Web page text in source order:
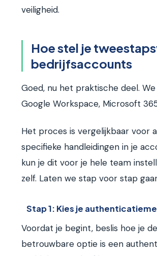
veiligheid.
Hoe stel je
bedrijfsaccounts
Goed, nu het praktische deel.
Google Workspace, Microsoft
Het proces is vergelijkbaar voor
specifieke handleidingen in je
kun je dit voor je hele team
zelf. Laten we stap voor stap
Stap 1: Kies je
Voordat je begint, beslis hoe je
betrouwbare optie is een